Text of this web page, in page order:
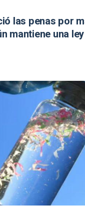
las penas por
mantiene una